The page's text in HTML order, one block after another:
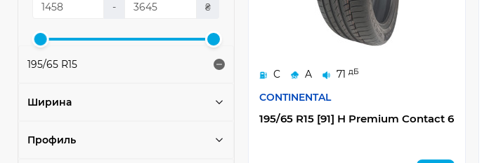
- ₴
195/65 R15
Ширина
Профиль
C A 71 дБ
CONTINENTAL
195/65 R15 [91] H Premium Contact 6